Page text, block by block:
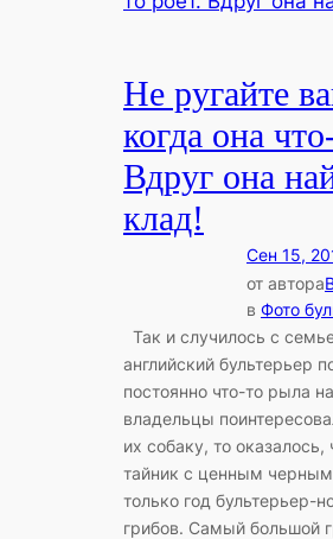
Не ругайте
когда она
Вдруг она
клад!
Сен 15,
от автора
в Фото
Так и случилось с
английский бультерьер
постоянно что-то рыла
владельцы
их собаку, то оказалось,
тайник с ценным
только год бультерьер-
грибов. Самый большой